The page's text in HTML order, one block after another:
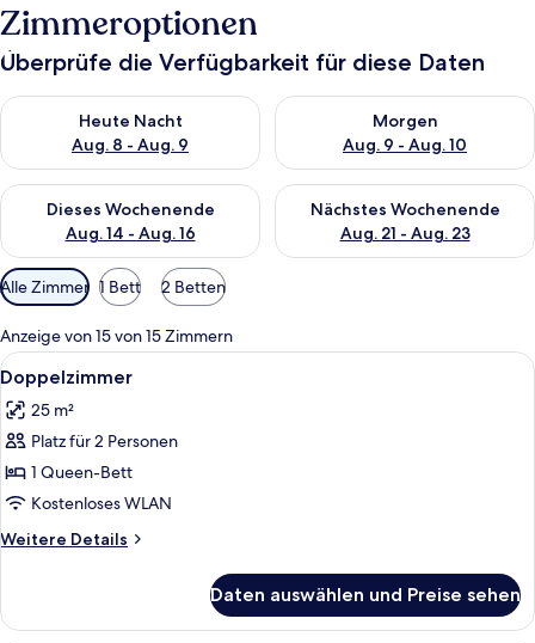
Zimmeroptionen
Überprüfe die Verfügbarkeit für diese Daten
Heute Nacht
Aug. 8 - Aug. 9
Überprüfe die Verfügbarkeit für heute Nacht, Aug. 8 - Aug. 9.
Morgen
Aug. 9 - Aug. 10
Überprüfe die Verfügbarkeit
Dieses Wochenende
Aug. 14 - Aug. 16
Überprüfe die Verfügbarkeit für dieses Wochenende, Aug. 14
Nächstes Wochenende
Aug. 21 - Aug. 23
Überprüfe die Verfügbarkeit
Verfügbare
Filter
für
Zimmer
Alle Zimmer 1 Bett 2 Betten
Anzeige von 15 von 15 Zimmern
Alle
Fotos
für
Doppelzimmer
anzeigen
Ein Hotelzimmer mit Bett,
7
Doppelzimmer
25 m²
Platz für 2 Personen
1 Queen-Bett
Kostenloses WLAN
Weitere Details
Weitere
Daten auswählen und Preise sehen